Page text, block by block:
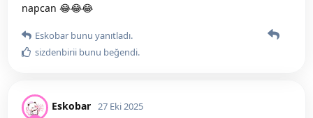
napcan 😂😂😂
Eskobar bunu yanıtladı.
sizdenbirii bunu beğendi.
Eskobar 27 Eki 2025